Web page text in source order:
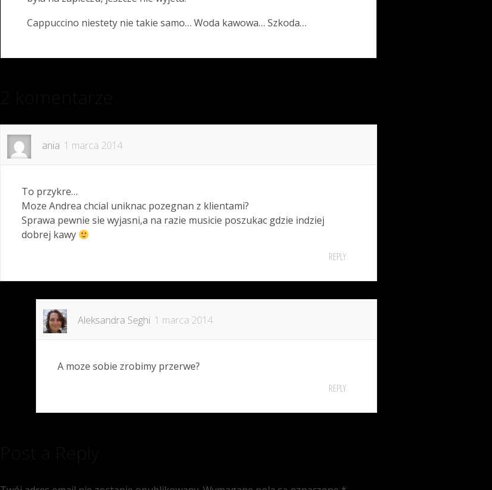
Cappuccino niestety nie takie samo… Woda kawowa… Szkoda…
ania 1 marca 2014
To przykre…
Moze Andrea chcial uniknac pozegnan z klientami?
Sprawa pewnie sie wyjasni,a na razie musicie poszukac gdzie indziej
dobrej kawy
REPLY
Aleksandra Seghi 1 marca 2014
A moze sobie zrobimy przerwe?
REPLY